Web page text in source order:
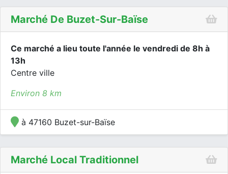
Marché De Buzet-Sur-Baïse
Ce marché a lieu toute l'année le vendredi de 8h à
13h
Centre ville
Environ 8 km
à 47160 Buzet-sur-Baïse
Marché Local Traditionnel